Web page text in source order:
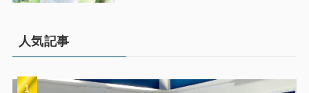
人気記事